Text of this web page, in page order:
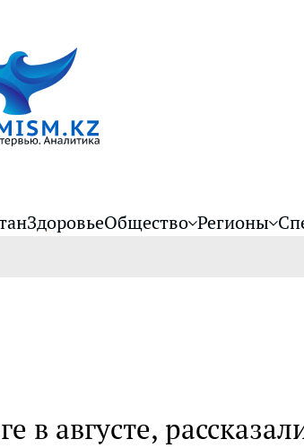
ЗдоровьеОбщество Регионы
в августе,